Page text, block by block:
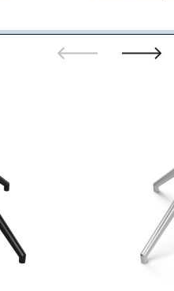
gehe zur gehe